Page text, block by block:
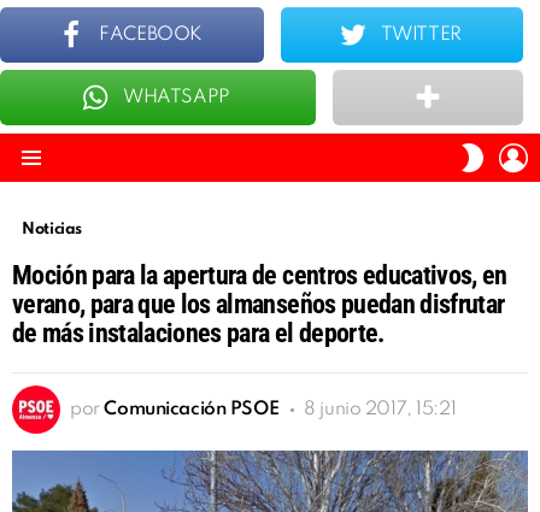
SKIN
Noticias
Moción para la apertura de centros educativos, en
verano, para que los almanseños puedan disfrutar
de más instalaciones para el deporte.
por Comunicación PSOE 8 junio 2017, 15:21
FACEBOOK TWITTER
WHATSAPP